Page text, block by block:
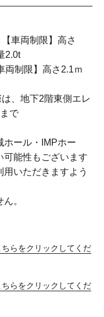
車両制限】高さ
2.0t
両制限】高さ2.1ｍ
、地下2階東側エレ
で
ール・IMPホー
可能性もございます
いただきますよう
。
らをクリックしてくだ
らをクリックしてくだ